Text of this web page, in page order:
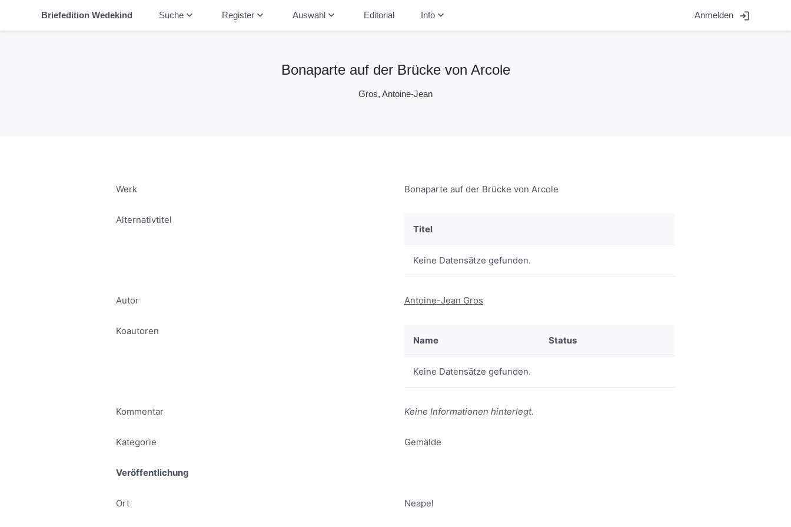
Briefedition Wedekind Suchekeyboard_arrow_down Registerkeyboard_arrow_down Auswahlkeyboard_arrow_down Editorial Infokeyboard_arrow_down Anmelden login
Bonaparte auf der Brücke von Arcole
Gros, Antoine-Jean
Werk Bonaparte auf der Brücke von Arcole
Alternativtitel
Titel
Keine Datensätze gefunden.
Autor Antoine-Jean Gros
Koautoren
Name
Status
Keine Datensätze gefunden.
Kommentar Keine Informationen hinterlegt.
Kategorie Gemälde
Veröffentlichung
Ort Neapel